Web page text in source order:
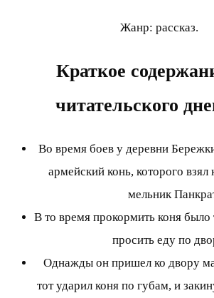
Жанр: рассказ.
Краткое
читательского
Во время боев у деревни
армейский конь, которого взял
мельник
В то время прокормить коня было
просить еду по
Однажды он пришел ко двору
тот ударил коня по губам, и